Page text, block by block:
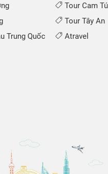
Tour Cam
Tour Tây An
Trung Quốc
Atravel